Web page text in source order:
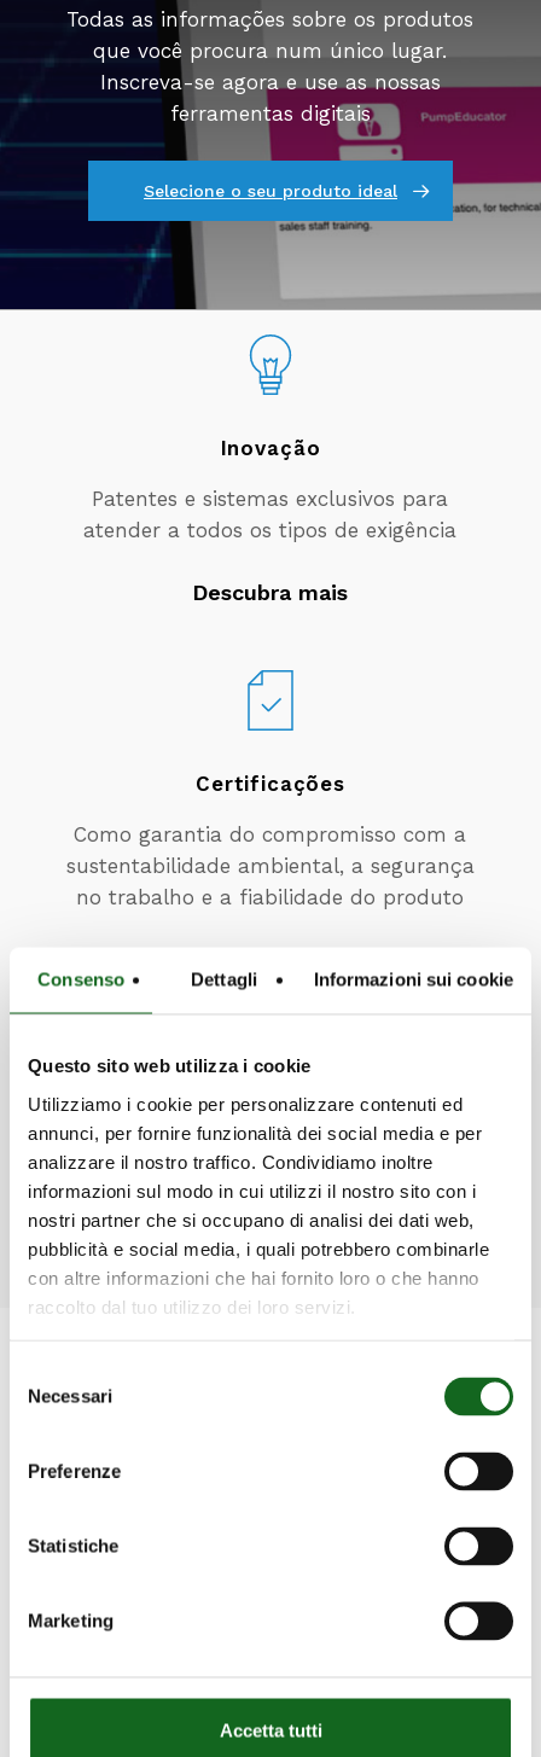
Consenso Dettagli Informazioni sui cookie
Questo sito web utilizza i cookie
Utilizziamo i cookie per personalizzare contenuti ed
annunci, per fornire funzionalità dei social media e per
analizzare il nostro traffico. Condividiamo inoltre
informazioni sul modo in cui utilizzi il nostro sito con i
nostri partner che si occupano di analisi dei dati web,
pubblicità e social media, i quali potrebbero combinarle
con altre informazioni che hai fornito loro o che hanno
raccolto dal tuo utilizzo dei loro servizi.
delNecessari
Preferenze
Statistiche
Marketing
Accetta tutti
Todas as informações sobre os produtos
que você procura num único lugar.
Inscreva-se agora e use as nossas
ferramentas digitais
Selecione o seu produto ideal
Inovação
Patentes e sistemas exclusivos para
atender a todos os tipos de exigência
Descubra mais
Certificações
Como garantia do compromisso com a
sustentabilidade ambiental, a segurança
no trabalho e a fiabilidade do produto
Quer saber mais sobre os produtos?
A nossa equipa está à sua disposição.
Descubra mais